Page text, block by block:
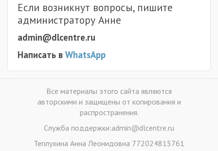
Если возникнут вопросы, пишите
администратору Анне
admin@dlcentre.ru
Написать в WhatsApp
Все материалы этого сайта являются
авторскими и защищены от копирования и
распространения.
Служба поддержки:admin@dlcentre.ru
Теплухина Анна Леонидовна 772024815761